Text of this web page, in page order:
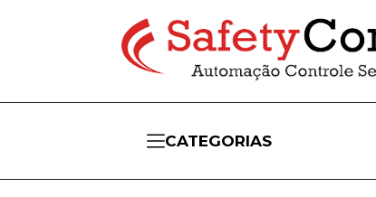
CATEGORIAS